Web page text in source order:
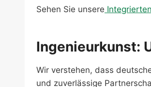
Sehen Sie unsere
Ingenieurkunst:
Wir verstehen, dass
und zuverlässige